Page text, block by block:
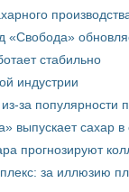
«Свобода»
стабильно
индустрии
за популярности
выпускает сахар в
прогнозируют
за иллюзию